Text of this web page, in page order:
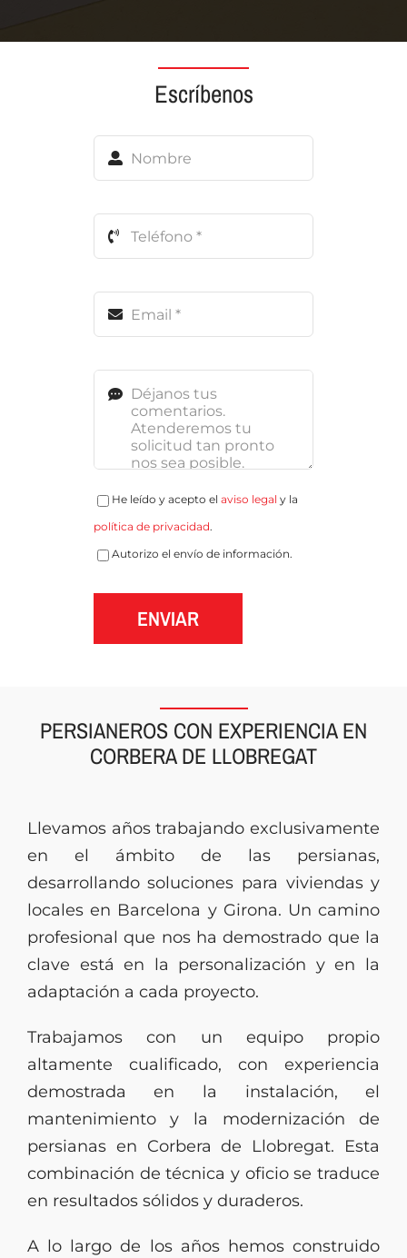
Escríbenos
He leído y acepto elaviso legal y la
política de privacidad.
Autorizo el envío de información.
ENVIAR
PERSIANEROS CON EXPERIENCIA EN
CORBERA DE LLOBREGAT
Llevamos años trabajando exclusivamente
en el ámbito de las persianas,
desarrollando soluciones para viviendas y
locales en Barcelona y Girona. Un camino
profesional que nos ha demostrado que la
clave está en la personalización y en la
adaptación a cada proyecto.
Trabajamos con un equipo propio
altamente cualificado, con experiencia
demostrada en la instalación, el
mantenimiento y la modernización de
persianas en Corbera de Llobregat. Esta
combinación de técnica y oficio se traduce
en resultados sólidos y duraderos.
A lo largo de los años hemos construido